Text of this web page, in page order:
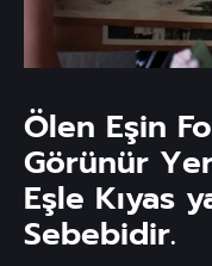
Ölen Eşin
Görünür
Eşle Kıyas
Sebebidir.